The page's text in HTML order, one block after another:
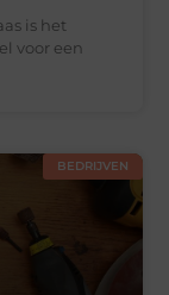
is het
voor een
BEDRIJVEN